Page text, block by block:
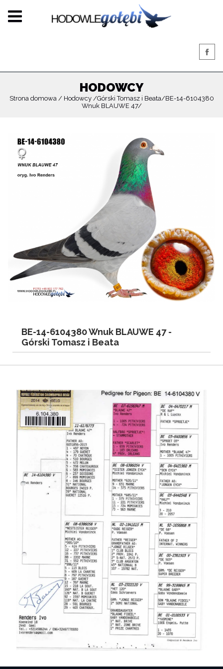
HODOWCY
Strona domowa Hodowcy Górski Tomasz i Beata BE-14-6104380
Wnuk BLAUWE 47
BE-14-6104380 Wnuk BLAUWE 47 -
Górski Tomasz i Beata